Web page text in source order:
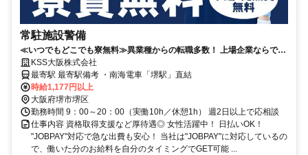
常駐施設警備
≪いつでもどこでも寮無料≫異業種からの転職多数！ 上場企業ならでは
の待遇と安定感◎
KSS大阪株式会社
最寄駅 最寄駅備考 ・南海電車「堺駅」直結
時給1,177円以上
大阪府堺市堺区
勤務時間 9：00～20：00（実働10h／休憩1h） 週2日以上で応相談
仕事内容 資格取得支援など厚待遇◎ 女性活躍中！ 日払いOK！
"JOBPAY"対応で急な出費も安心！ 当社は"JOBPAY"に対応しているの
で、働いた分のお給料を自分のタイミングでGET可能 ...